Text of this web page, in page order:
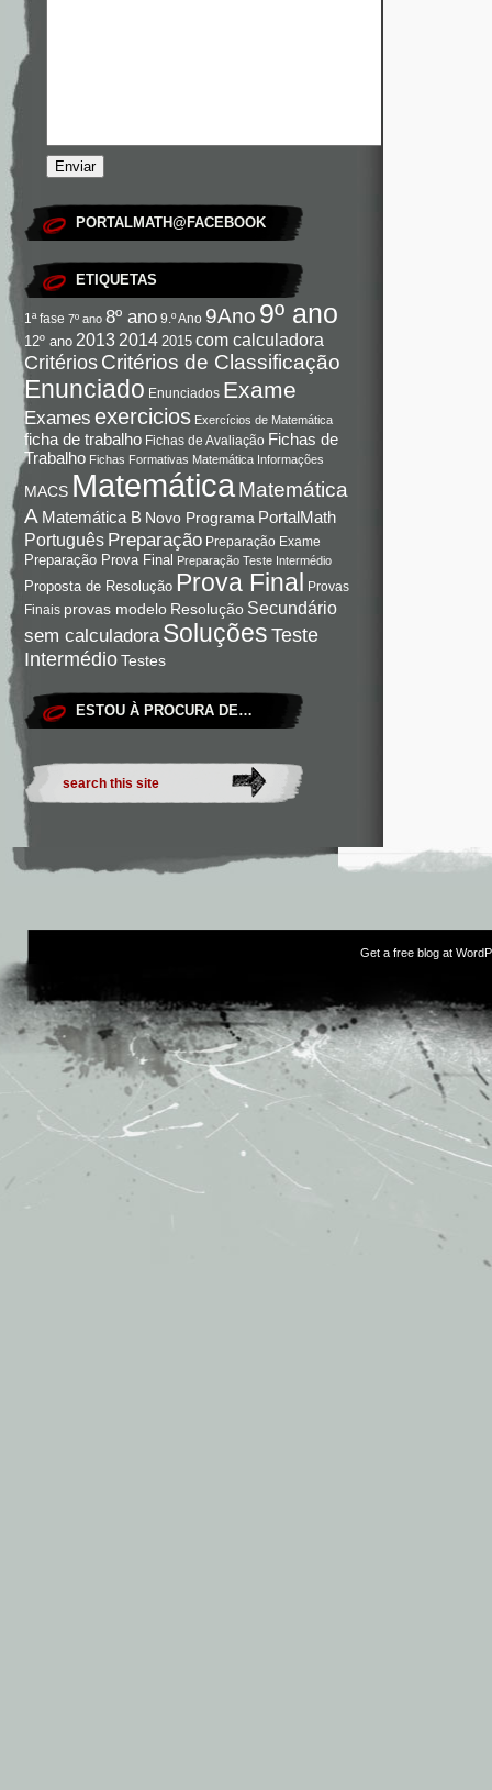
PORTALMATH@FACEBOOK
ETIQUETAS
1ª fase 7º ano 8º ano 9.º Ano 9Ano 9º ano
12º ano 2013 2014 2015 com calculadora
Critérios Critérios de Classificação
Enunciado Enunciados Exame
Exames exercicios Exercícios de Matemática
ficha de trabalho Fichas de Avaliação Fichas de
Trabalho Fichas Formativas Matemática Informações
MACS Matemática Matemática
A Matemática B Novo Programa PortalMath
Português Preparação Preparação Exame
Preparação Prova Final Preparação Teste Intermédio
Proposta de Resolução Prova Final Provas
Finais provas modelo Resolução Secundário
sem calculadora Soluções Teste
IntermédioTestes
ESTOU À PROCURA DE…
Get a free blog at